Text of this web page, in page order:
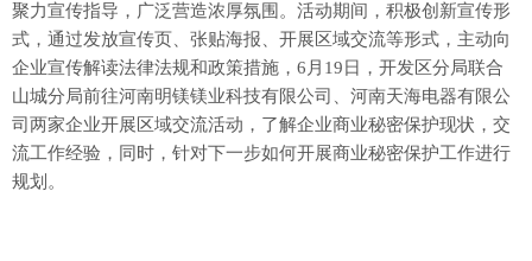
聚力宣传指导，广泛营造浓厚氛围。活动期间，积极创新宣传形
式，通过发放宣传页、张贴海报、开展区域交流等形式，主动向
企业宣传解读法律法规和政策措施，6月19日，开发区分局联合
山城分局前往河南明镁镁业科技有限公司、河南天海电器有限公
司两家企业开展区域交流活动，了解企业商业秘密保护现状，交
流工作经验，同时，针对下一步如何开展商业秘密保护工作进行
规划。